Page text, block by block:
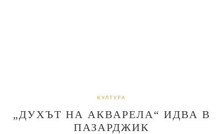
КУЛТУРА
„ДУХЪТ НА АКВАРЕЛА“ ИДВА В
ПАЗАРДЖИК